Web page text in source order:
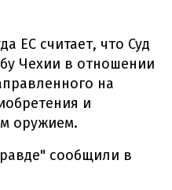
ЕС считает, что Суд
Чехии в отношении
на
и
оружием.
сообщили в